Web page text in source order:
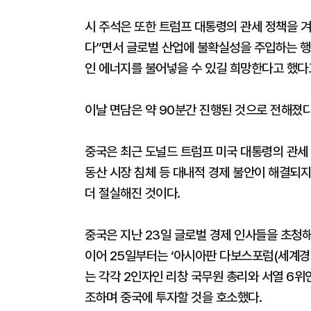
시 주석은 또한 트럼프 대통령의 관세 정책을
다”면서 글로벌 산업에 불확실성을 주입하는
인 에너지를 불어넣을 수 있길 희망한다고 했
이날 면담은 약 90분간 진행된 것으로 전해졌
중국은 최근 도널드 트럼프 미국 대통령의 관
동산 시장 침체 등 대내적 경제 불안이 해결되
더 절실해진 것이다.
중국은 지난 23일 글로벌 경제 인사들을 초청
이어 25일부터는 ‘아시아판 다보스포럼(세계
는 각각 2인자인 리창 국무원 총리와 서열 6위
조하며 중국에 투자할 것을 호소했다.